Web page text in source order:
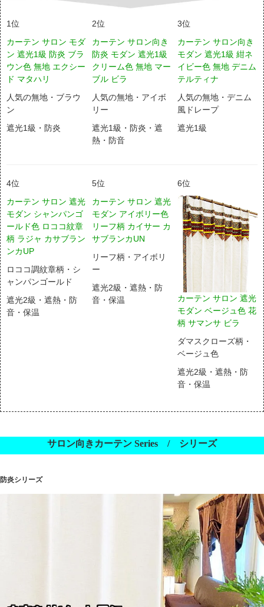
1位
カーテン サロン モダ
ン 遮光1級 防炎 ブラ
ウン色 無地 エクシー
ド マタハリ
人気の無地・ブラウ
ン
遮光1級・防炎
2位
カーテン サロン向き
防炎 モダン 遮光1級
クリーム色 無地 マー
ブル ビラ
人気の無地・アイボ
リー
遮光1級・防炎・遮
熱・防音
3位
カーテン サロン向き
モダン 遮光1級 紺ネ
イビー色 無地 デニム
テルティナ
人気の無地・デニム
風ドレープ
遮光1級
4位
カーテン サロン 遮光
モダン シャンパンゴ
ールド色 ロココ紋章
柄 ラジャ カサブラン
ンカUP
ロココ調紋章柄・シ
ャンパンゴールド
遮光2級・遮熱・防
音・保温
5位
カーテン サロン 遮光
モダン アイボリー色
リーフ柄 カイサー カ
サブランカUN
リーフ柄・アイボリ
ー
遮光2級・遮熱・防
音・保温
6位
カーテン サロン 遮光
モダン ベージュ色 花
柄 サマンサ ビラ
ダマスクローズ柄・
ベージュ色
遮光2級・遮熱・防
音・保温
サロン向きカーテン Series / シリーズ
防炎シリーズ